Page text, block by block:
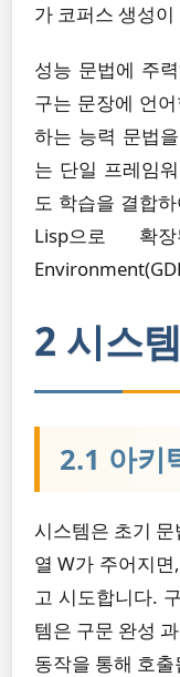
가 코퍼스 생성
성능 문법에 주
구는 문장에 언
하는 능력 문법
는 단일 프레임
도 학습을 결합
Lisp으로 확
2 시스
2.1 아키
시스템은 초기
열 W가 주어지
고 시도합니다.
템은 구문 완성
동작을 통해 호